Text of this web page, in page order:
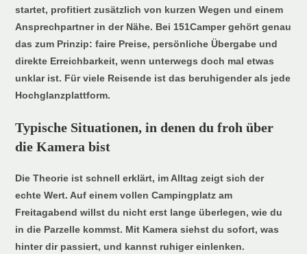
startet, profitiert zusätzlich von kurzen Wegen und einem
Ansprechpartner in der Nähe. Bei 151Camper gehört genau
das zum Prinzip: faire Preise, persönliche Übergabe und
direkte Erreichbarkeit, wenn unterwegs doch mal etwas
unklar ist. Für viele Reisende ist das beruhigender als jede
Hochglanzplattform.
Typische Situationen, in denen du froh über
die Kamera bist
Die Theorie ist schnell erklärt, im Alltag zeigt sich der
echte Wert. Auf einem vollen Campingplatz am
Freitagabend willst du nicht erst lange überlegen, wie du
in die Parzelle kommst. Mit Kamera siehst du sofort, was
hinter dir passiert, und kannst ruhiger einlenken.